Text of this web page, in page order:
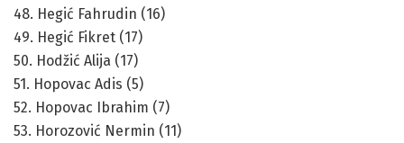
48. Hegić Fahrudin (16)
49. Hegić Fikret (17)
50. Hodžić Alija (17)
51. Hopovac Adis (5)
52. Hopovac Ibrahim (7)
53. Horozović Nermin (11)